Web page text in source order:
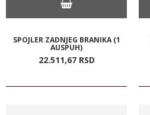
SPOJLER ZADNJEG BRANIKA (1
AUSPUH)
22.511,67 RSD